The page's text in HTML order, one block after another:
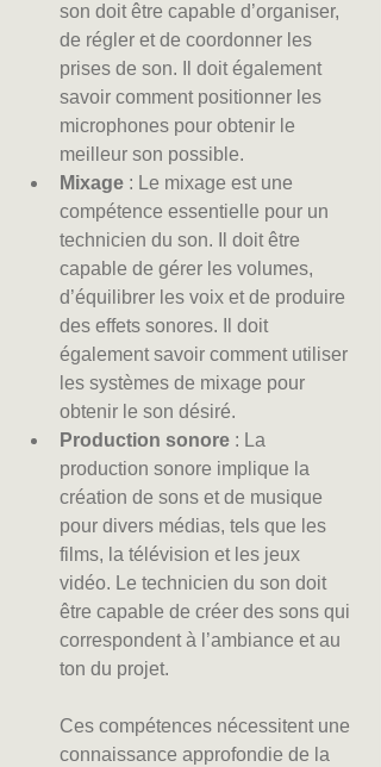
son doit être capable d’organiser,
de régler et de coordonner les
prises de son. Il doit également
savoir comment positionner les
microphones pour obtenir le
meilleur son possible.
Mixage : Le mixage est une
compétence essentielle pour un
technicien du son. Il doit être
capable de gérer les volumes,
d’équilibrer les voix et de produire
des effets sonores. Il doit
également savoir comment utiliser
les systèmes de mixage pour
obtenir le son désiré.
Production sonore : La
production sonore implique la
création de sons et de musique
pour divers médias, tels que les
films, la télévision et les jeux
vidéo. Le technicien du son doit
être capable de créer des sons qui
correspondent à l’ambiance et au
ton du projet.
Ces compétences nécessitent une
connaissance approfondie de la